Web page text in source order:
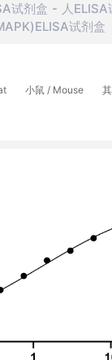
试剂盒
人ELISA
试剂盒
小鼠 / Mouse